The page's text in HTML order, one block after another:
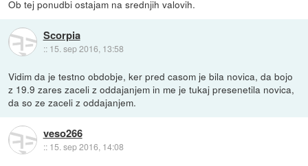
Ob tej ponudbi ostajam na srednjih valovih.
Scorpia
:: 15. sep 2016, 13:58
Vidim da je testno obdobje, ker pred casom je bila novica, da bojo
z 19.9 zares zaceli z oddajanjem in me je tukaj presenetila novica,
da so ze zaceli z oddajanjem.
veso266
:: 15. sep 2016, 14:08